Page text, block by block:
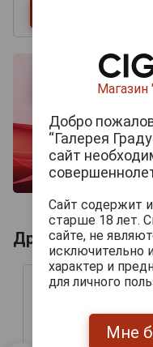
Другие продукты
Магазин
Добро
“Галерея
сайт
Сайт содержит
старше 18 лет.
сайте, не
исключительно
характер и
для личного
Мне